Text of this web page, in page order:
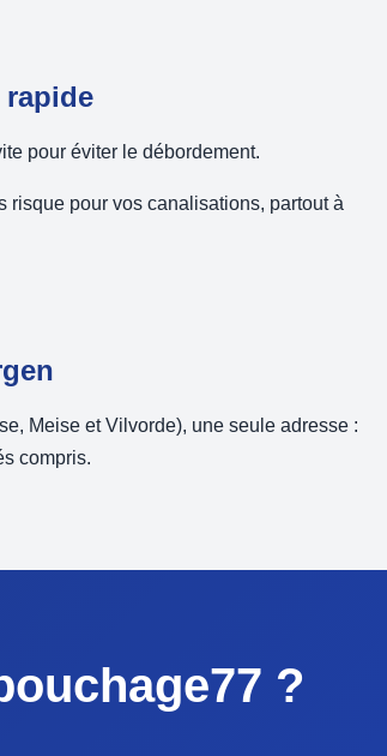
pour éviter le débordement.
risque pour vos canalisations, partout à
Meise et Vilvorde), une seule adresse :
compris.
?